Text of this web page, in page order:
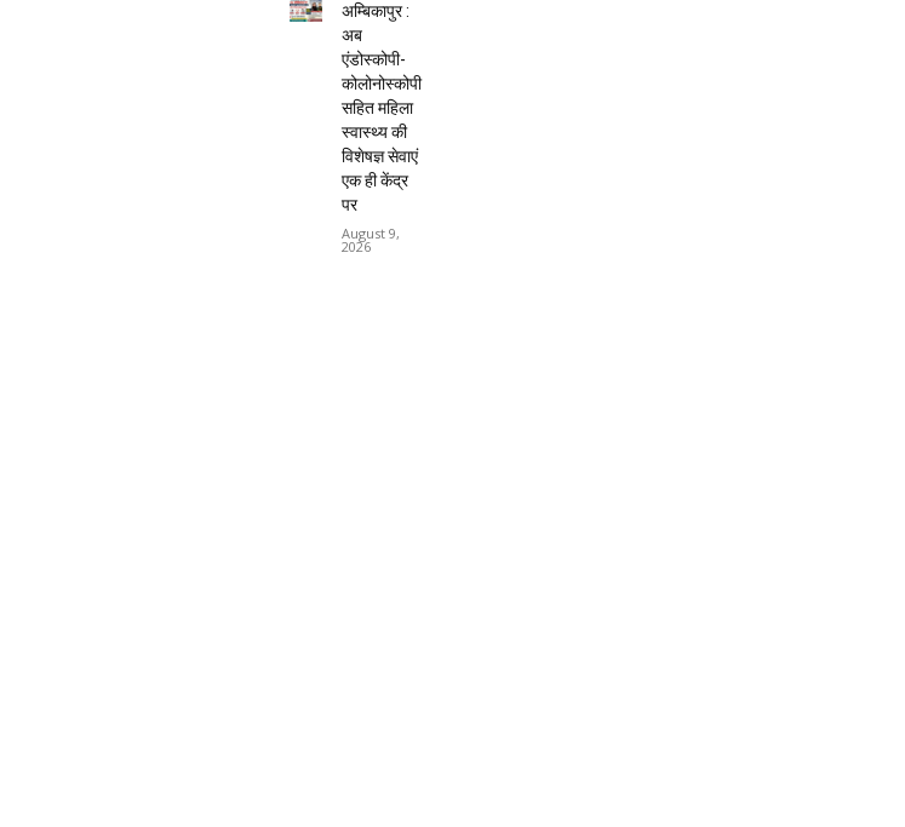
अम्बिकापुर :
अब
एंडोस्कोपी-
कोलोनोस्कोपी
सहित महिला
स्वास्थ्य की
विशेषज्ञ सेवाएं
एक ही केंद्र
पर
August 9,
2026